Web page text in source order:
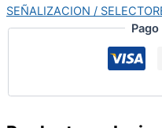
SEÑALIZACION /